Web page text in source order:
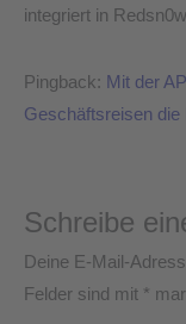
integriert in
Pingback: Mit der
Geschäftsreisen die
Schreibe
Deine E-Mail-
Felder sind mit *